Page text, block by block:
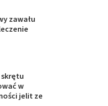
zawału
w
jelit ze